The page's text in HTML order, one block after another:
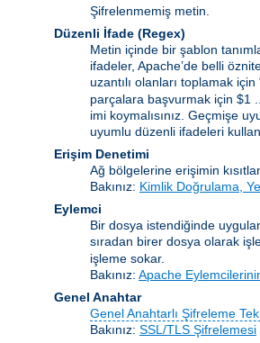
Şifrelenmemiş metin.
Düzenli İfade (Regex)
Metin içinde bir şablon
ifadeler, Apache’de belli
uzantılı olanları toplamak için
parçalara başvurmak için $1
imi koymalısınız. Geçmişe
uyumlu düzenli ifadeleri
Erişim Denetimi
Ağ bölgelerine erişimin
Bakınız: Kimlik Doğrulama,
Eylemci
Bir dosya istendiğinde
sıradan birer dosya olarak
işleme sokar.
Bakınız: Apache
Genel Anahtar
Genel Anahtarlı Şifreleme
Bakınız: SSL/TLS Şifrelemesi